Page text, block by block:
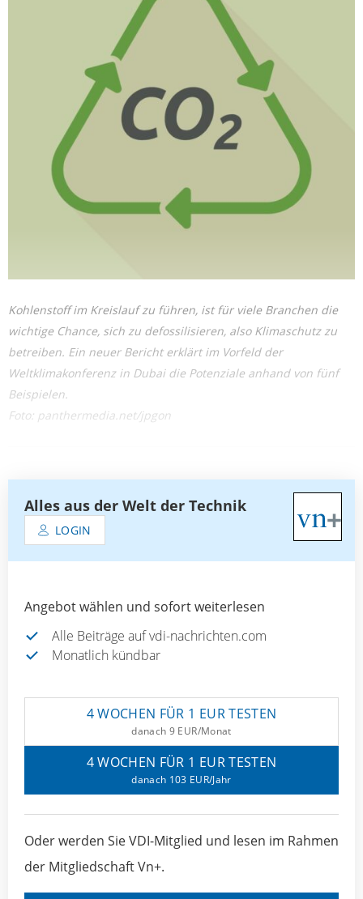
Kohlenstoff im Kreislauf zu führen, ist für viele Branchen die
wichtige Chance, sich zu defossilisieren, also Klimaschutz zu
betreiben. Ein neuer Bericht erklärt im Vorfeld der
Weltklimakonferenz in Dubai die Potenziale anhand von fünf
Beispielen.
Foto: panthermedia.net/jpgon
Alles aus der Welt der Technik
LOGIN
Angebot wählen und sofort weiterlesen
Alle Beiträge auf vdi-nachrichten.com
Monatlich kündbar
4 WOCHEN FÜR 1 EUR TESTEN
danach 9 EUR/Monat
4 WOCHEN FÜR 1 EUR TESTEN
danach 103 EUR/Jahr
Oder werden Sie VDI-Mitglied und lesen im Rahmen
der Mitgliedschaft Vn+.